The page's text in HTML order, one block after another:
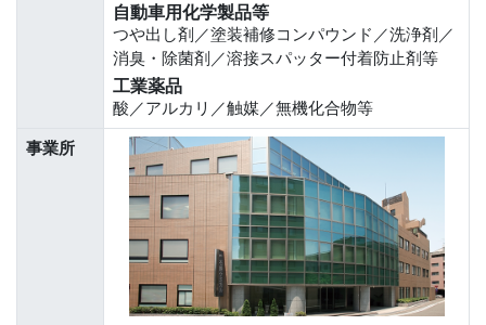
自動車用化学製品等
つや出し剤／塗装補修コンパウンド／洗浄剤／
消臭・除菌剤／溶接スパッター付着防止剤等
工業薬品
酸／アルカリ／触媒／無機化合物等
事業所